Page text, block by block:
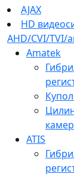
AJAX
HD
AHD/CVI/TVI/
Amatek
ATIS